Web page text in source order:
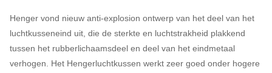
Henger vond nieuw anti-explosion ontwerp van het deel van het
luchtkusseneind uit, die de sterkte en luchtstrakheid plakkend
tussen het rubberlichaamsdeel en deel van het eindmetaal
verhogen. Het Hengerluchtkussen werkt zeer goed onder hogere